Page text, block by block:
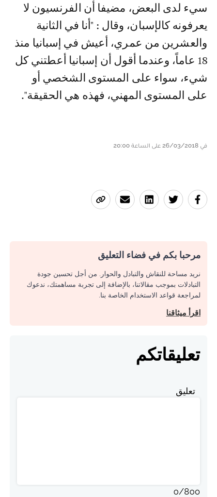
سيء لدى البعض، مضيفا أن الفرنسيون لا
يعرفونه كالإسبان، وقال : "أنا في الثانية
والعشرين من عمري، أعيش في إسبانيا منذ
18 عاماً، وعندما أقول أن إسبانيا أعطتني كل
شيء، سواء على المستوى الشخصي أو
على المستوى المهني، فهذه هي الحقيقة".
في 26/03/2018 على الساعة 20:00
مرحبا بكم في فضاء التعليق
نريد مساحة للنقاش والتبادل والحوار. من أجل تحسين جودة
التبادلات بموجب مقالاتنا، بالإضافة إلى تجربة مساهمتك، ندعوك
لمراجعة قواعد الاستخدام الخاصة بنا.
اقرأ ميثاقنا
تعليقاتكم
تعليق
0/800